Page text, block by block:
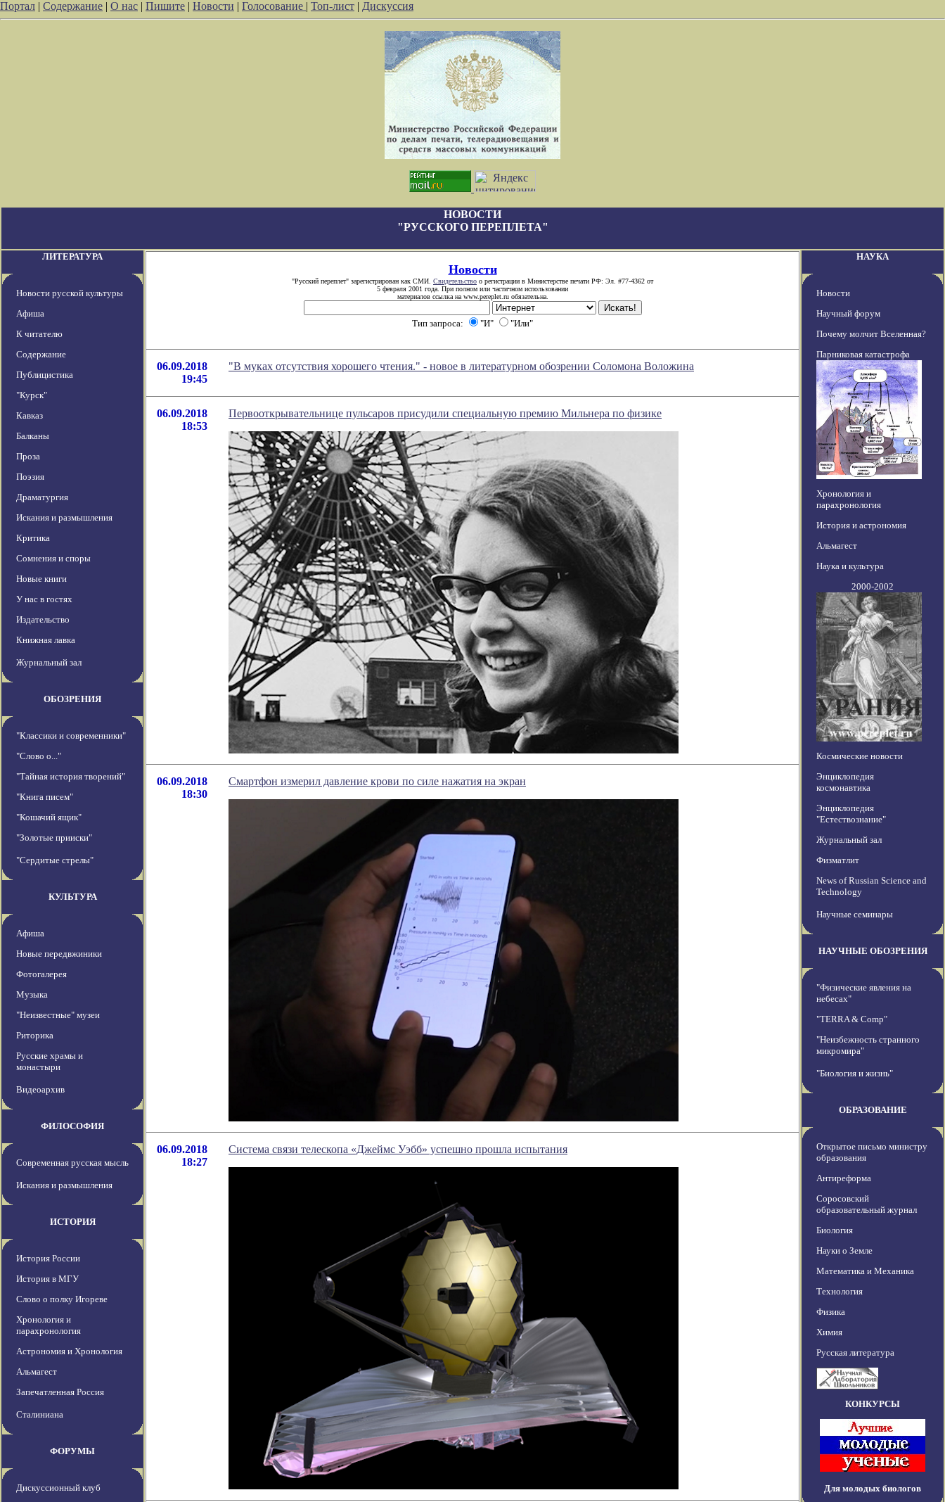
Портал | Содержание | О нас | Пишите | Новости | Голосование | Топ-лист | Дискуссия
НОВОСТИ
"РУССКОГО ПЕРЕПЛЕТА"
ЛИТЕРАТУРА
Новости русской культуры
Афиша
К читателю
Содержание
Публицистика
"Курск"
Кавказ
Балканы
Проза
Поэзия
Драматургия
Искания и размышления
Критика
Сомнения и споры
Новые книги
У нас в гостях
Издательство
Книжная лавка
Журнальный зал
ОБОЗРЕНИЯ
"Классики и современники"
"Слово о..."
"Тайная история творений"
"Книга писем"
"Кошачий ящик"
"Золотые прииски"
"Сердитые стрелы"
КУЛЬТУРА
Афиша
Новые передвжиники
Фотогалерея
Музыка
"Неизвестные" музеи
Риторика
Русские храмы и
монастыри
Видеоархив
ФИЛОСОФИЯ
Современная русская мысль
Искания и размышления
ИСТОРИЯ
История России
История в МГУ
Слово о полку Игореве
Хронология и
парахронология
Астрономия и Хронология
Альмагест
Запечатленная Россия
Сталиниана
ФОРУМЫ
Дискуссионный клуб
Новости
"Русский переплет" зарегистрирован как СМИ. Свидетельство о регистрации в Министерстве печати РФ: Эл. #77-4362 от
5 февраля 2001 года. При полном или частичном использовании
материалов ссылка на www.pereplet.ru обязательна.
Тип запроса: "И" "Или"
06.09.2018
19:45
"В муках отсутствия хорошего чтения." - новое в литературном обозрении Соломона Воложина
06.09.2018
18:53
Первооткрывательнице пульсаров присудили специальную премию Мильнера по физике
06.09.2018
18:30
Смартфон измерил давление крови по силе нажатия на экран
06.09.2018
18:27
Система связи телескопа «Джеймс Уэбб» успешно прошла испытания
НАУКА
Новости
Научный форум
Почему молчит Вселенная?
Парниковая катастрофа
Хронология и
парахронология
История и астрономия
Альмагест
Наука и культура
2000-2002
Космические новости
Энциклопедия
космонавтика
Энциклопедия
"Естествознание"
Журнальный зал
Физматлит
News of Russian Science and
Technology
Научные семинары
НАУЧНЫЕ ОБОЗРЕНИЯ
"Физические явления на
небесах"
"TERRA & Comp"
"Неизбежность странного
микромира"
"Биология и жизнь"
ОБРАЗОВАНИЕ
Открытое письмо министру
образования
Антиреформа
Соросовский
образовательный журнал
Биология
Науки о Земле
Математика и Механика
Технология
Физика
Химия
Русская литература
КОНКУРСЫ
Для молодых биологов